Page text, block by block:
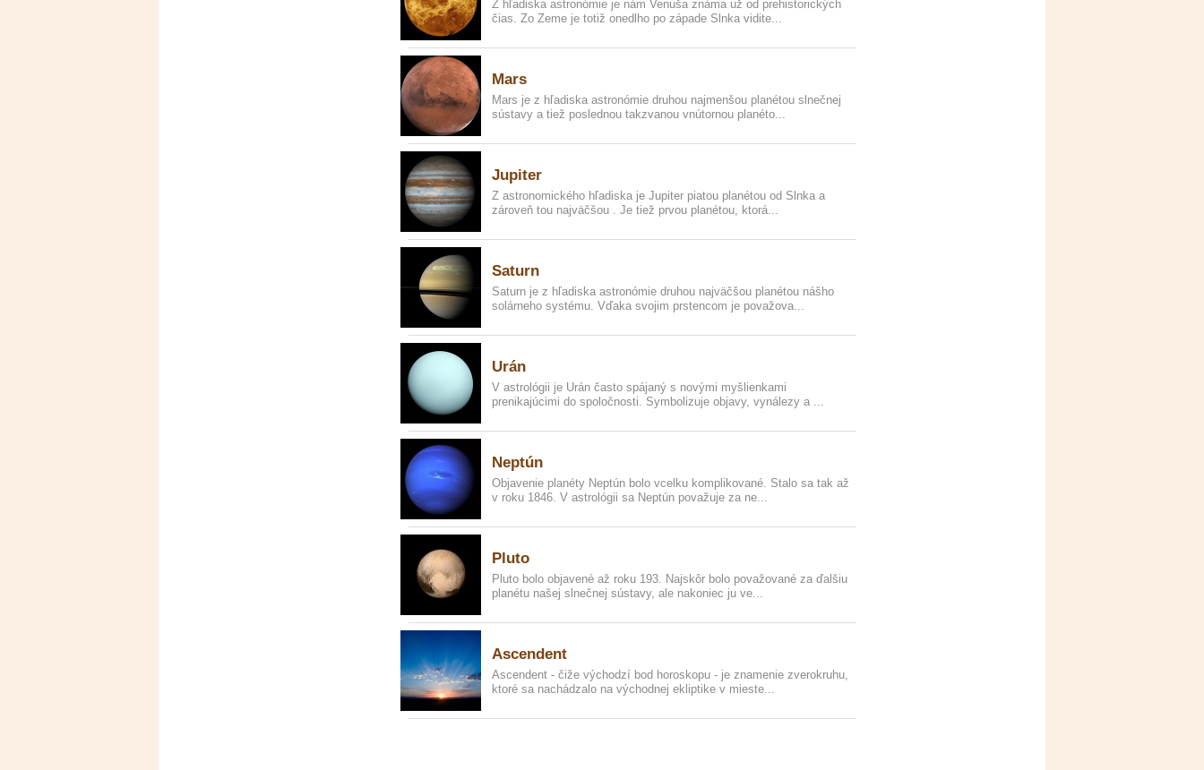
Z hľadiska astronómie je nám Venuša známa už od prehistorických
čias. Zo Zeme je totiž onedlho po západe Slnka vidite...
Mars
Mars je z hľadiska astronómie druhou najmenšou planétou slnečnej
sústavy a tiež poslednou takzvanou vnútornou planéto...
Jupiter
Z astronomického hľadiska je Jupiter piatou planétou od Slnka a
zároveň tou najväčšou . Je tiež prvou planétou, ktorá...
Saturn
Saturn je z hľadiska astronómie druhou najväčšou planétou nášho
solárneho systému. Vďaka svojim prstencom je považova...
Urán
V astrológii je Urán často spájaný s novými myšlienkami
prenikajúcimi do spoločnosti. Symbolizuje objavy, vynálezy a ...
Neptún
Objavenie planéty Neptún bolo vcelku komplikované. Stalo sa tak až
v roku 1846. V astrológii sa Neptún považuje za ne...
Pluto
Pluto bolo objavené až roku 193. Najskôr bolo považované za ďalšiu
planétu našej slnečnej sústavy, ale nakoniec ju ve...
Ascendent
Ascendent - čiže východzí bod horoskopu - je znamenie zverokruhu,
ktoré sa nachádzalo na východnej ekliptike v mieste...